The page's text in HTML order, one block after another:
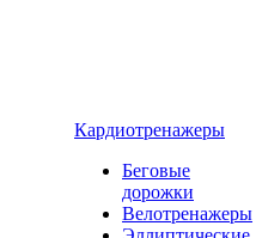
Кардиотренажеры
Беговые
дорожки
Велотренажеры